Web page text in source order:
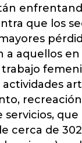
que los
a aquellos en
servicios,
cerca de